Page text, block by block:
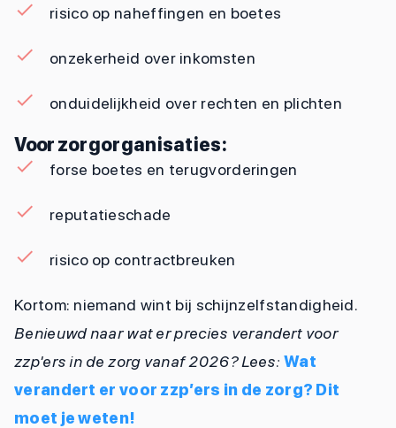
risico op naheffingen en boetes
onzekerheid over inkomsten
onduidelijkheid over rechten en plichten
Voor zorgorganisaties:
forse boetes en terugvorderingen
reputatieschade
risico op contractbreuken
Kortom: niemand wint bij schijnzelfstandigheid.
Benieuwd naar wat er precies verandert voor
zzp'ers in de zorg vanaf 2026? Lees: Wat
verandert er voor zzp’ers in de zorg? Dit
moet je weten!